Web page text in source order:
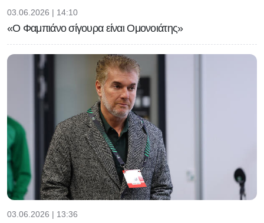
03.06.2026 | 14:10
«Ο Φαμπιάνο σίγουρα είναι Ομονοιάτης»
03.06.2026 | 13:36